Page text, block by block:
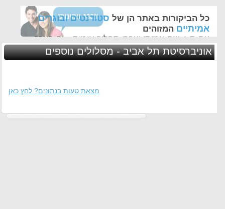
כל הביקורות באתר הן של סטודנטים ובוגרים
אמיתיים המזוהים
עם ת.ז, שם אמיתי ועברו תהליך אימות - זה הערך
החשוב לנו ביותר באתר
אוניברסיטת תל אביב - מסלולים נוספים
מצאת טעות בנתונים? לחץ כאן